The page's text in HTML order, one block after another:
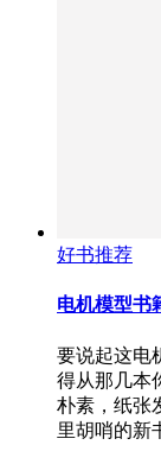
好书推荐
电机模型书
要说起这电
得从那几本
朴素，纸张
里胡哨的新